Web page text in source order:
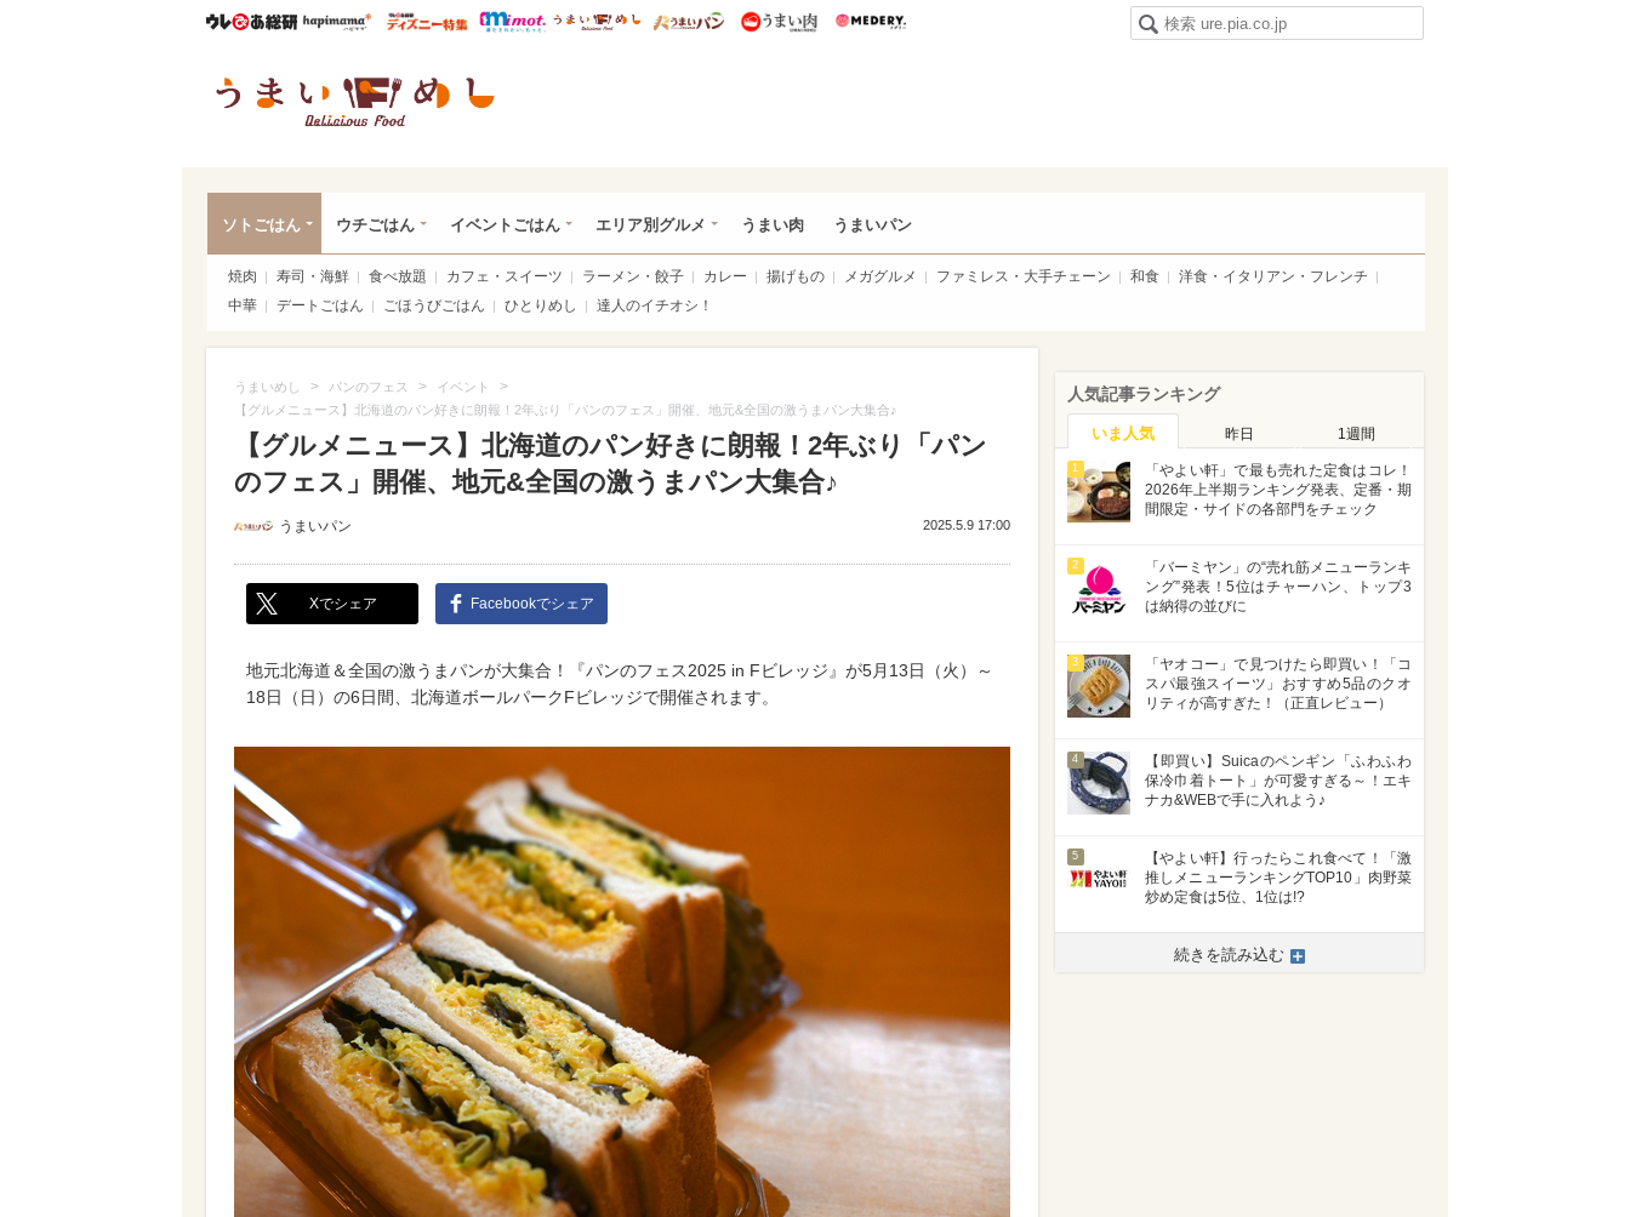
ウレぴあ総研ハピママ* ウレぴあ総研 ディズニー特集
mimot. うまいめし うまいパン うまい肉
ソトごはん ウチごはん イベントごはん エリア別グルメ うまい肉 うまいパン
焼肉 寿司・海鮮 食べ放題 カフェ・スイーツ ラーメン・餃子 カレー 揚げもの メガグルメ ファミレス・大手チェーン 和食
洋食・イタリアン・フレンチ
中華
デートごはん ごほうびごはん ひとりめし 達人のイチオシ！
うまいめし > パンのフェス > イベント >
【グルメニュース】北海道のパン好きに朗報！2年ぶり「パンのフェス」開催、地元&全国の激うまパン大集合♪
【グルメニュース】北海道のパン好きに朗報！2年ぶり「パン
のフェス」開催、地元&全国の激うまパン大集合♪
うまいパン 2025.5.9 17:00
Xでシェア Facebookでシェア
地元北海道＆全国の激うまパンが大集合！『パンのフェス2025 in Fビレッジ』が5月13日（火）～
18日（日）の6日間、北海道ボールパークFビレッジで開催されます。
人気記事ランキング
いま人気 昨日 1週間
1
「やよい軒」で最も売れた定食はコレ！
2026年上半期ランキング発表、定番・期
間限定・サイドの各部門をチェック
2
「バーミヤン」の“売れ筋メニューランキ
ング”発表！5位はチャーハン、トップ3
は納得の並びに
3
「ヤオコー」で見つけたら即買い！「コ
スパ最強スイーツ」おすすめ5品のクオ
リティが高すぎた！（正直レビュー）
4
【即買い】Suicaのペンギン「ふわふわ
保冷巾着トート」が可愛すぎる～！エキ
ナカ&WEBで手に入れよう♪
5
【やよい軒】行ったらこれ食べて！「激
推しメニューランキングTOP10」肉野菜
炒め定食は5位、1位は!?
続きを読み込む